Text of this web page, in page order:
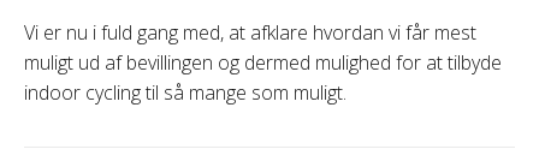
Vi er nu i fuld gang med, at afklare hvordan vi får mest
muligt ud af bevillingen og dermed mulighed for at tilbyde
indoor cycling til så mange som muligt.